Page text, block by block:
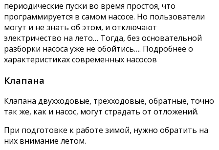
периодические пуски во время простоя, что
программируется в самом насосе. Но пользователи
могут и не знать об этом, и отключают
электричество на лето… Тогда, без основательной
разборки насоса уже не обойтись…. Подробнее о
характеристиках современных насосов
Клапана
Клапана двухходовые, трехходовые, обратные, точно
так же, как и насос, могут страдать от отложений.
При подготовке к работе зимой, нужно обратить на
них внимание летом.